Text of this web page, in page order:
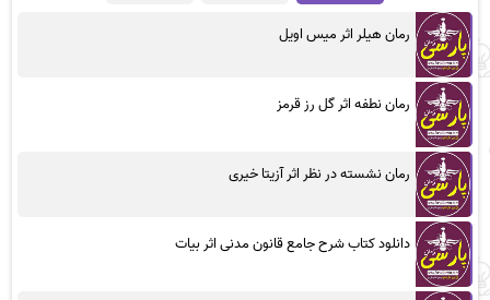
رمان هیلر اثر میس اویل
رمان نطفه اثر گل رز قرمز
رمان نشسته در نظر اثر آزیتا خیری
دانلود کتاب شرح جامع قانون مدنی اثر بیات